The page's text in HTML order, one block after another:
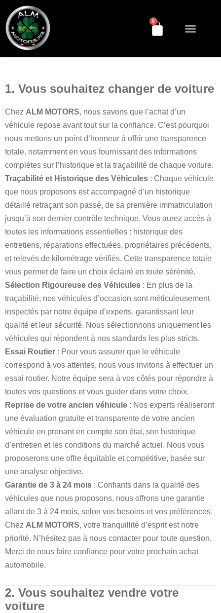
0
1. Vous souhaitez changer de voiture
Chez ALM MOTORS, nous savons que l’achat d’un
véhicule repose avant tout sur la confiance. C’est pourquoi
nous mettons un point d’honneur à offrir une transparence
totale, notamment en vous fournissant des informations
complètes sur l’historique et la traçabilité de chaque voiture.
Traçabilité et Historique des Véhicules : Chaque véhicule
que nous proposons est accompagné d’un historique
détaillé retraçant son passé, de sa première immatriculation
jusqu’à son dernier contrôle technique. Vous aurez accès à
toutes les informations essentielles : historique des
entretiens, réparations effectuées, propriétaires précédents,
et relevés de kilométrage vérifiés. Cette transparence totale
vous permet de faire un choix éclairé en toute sérénité.
Sélection Rigoureuse des Véhicules : En plus de la
traçabilité, nos véhicules d’occasion sont méticuleusement
inspectés par notre équipe d’experts, garantissant leur
qualité et leur sécurité. Nous sélectionnons uniquement les
véhicules qui répondent à nos standards les plus stricts.
Essai Routier : Pour vous assurer que le véhicule
correspond à vos attentes, nous vous invitons à effectuer un
essai routier. Notre équipe sera à vos côtés pour répondre à
toutes vos questions et vous guider dans votre choix.
Reprise de votre ancien véhicule : Nos experts réaliseront
une évaluation gratuite et transparente de votre ancien
véhicule en prenant en compte son état, son historique
d’entretien et les conditions du marché actuel. Nous vous
proposerons une offre équitable et compétitive, basée sur
une analyse objective.
Garantie de 3 à 24 mois : Confiants dans la qualité des
véhicules que nous proposons, nous offrons une garantie
allant de 3 à 24 mois, selon vos besoins et vos préférences.
Chez ALM MOTORS, votre tranquillité d’esprit est notre
priorité. N’hésitez pas à nous contacter pour toute question.
Merci de nous faire confiance pour votre prochain achat
automobile.
2. Vous souhaitez vendre votre
voiture